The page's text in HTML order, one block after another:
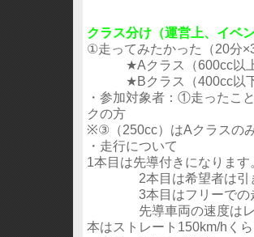
クラス分け（運営上、イベ
①走ってみたかった（20分
★Aクラス（600cc以
★Bクラス（400cc以
・参加対象者：①走ったこ
クの方
※③（250cc）はAクラスの
・走行について
1本目は先導付きになります
2本目は希望者は引き
3本目はフリーでの走
先導車両の速度はレベ
本はストレート150km/hく